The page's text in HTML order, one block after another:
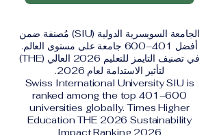
الجامعة السويسرية الدولية (SIU) مُصنفة ضمن
أفضل 401–600 جامعة على مستوى العالم.
في تصنيف التايمز للتعليم 2026 العالي (THE)
لتأثير الاستدامة لعام 2026.
Swiss International University SIU is
ranked among the top 401–600
universities globally. Times Higher
Education THE 2026 Sustainability
Impact Ranking 2026